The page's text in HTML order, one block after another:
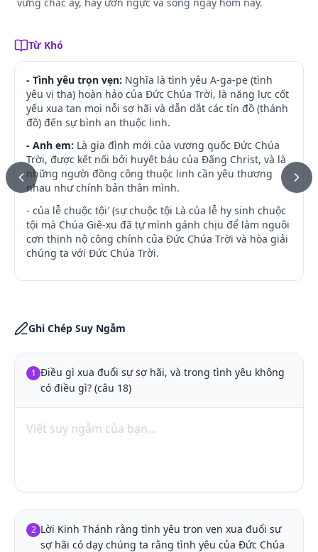
Từ Khó
- Tình yêu trọn vẹn: Nghĩa là tình yêu A-ga-pe (tình
yêu vị tha) hoàn hảo của Đức Chúa Trời, là năng lực cốt
yếu xua tan mọi nỗi sợ hãi và dẫn dắt các tín đồ (thánh
đồ) đến sự bình an thuộc linh.
- Anh em: Là gia đình mới của vương quốc Đức Chúa
Trời, được kết nối bởi huyết báu của Đấng Christ, và là
những người đồng công thuộc linh cần yêu thương
nhau như chính bản thân mình.
- của lễ chuộc tội' (sự chuộc tội Là của lễ hy sinh chuộc
tội mà Chúa Giê-xu đã tự mình gánh chịu để làm nguôi
cơn thịnh nộ công chính của Đức Chúa Trời và hòa giải
chúng ta với Đức Chúa Trời.
Ghi Chép Suy Ngẫm
1 Điều gì xua đuổi sự sợ hãi, và trong tình yêu không
có điều gì? (câu 18)
2 Lời Kinh Thánh rằng tình yêu trọn vẹn xua đuổi sự
sợ hãi có dạy chúng ta rằng tình yêu của Đức Chúa